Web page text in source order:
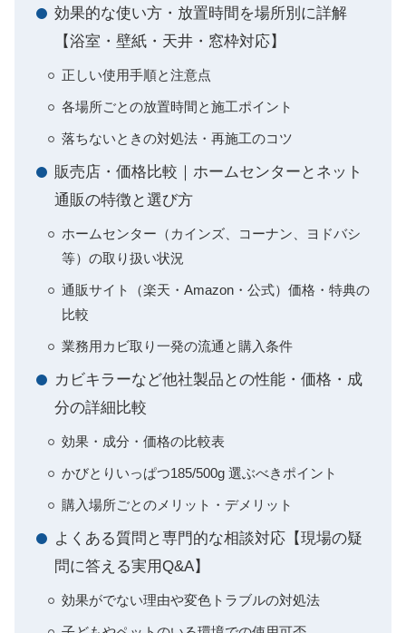
効果的な使い方・放置時間を場所別に詳解
【浴室・壁紙・天井・窓枠対応】
正しい使用手順と注意点
各場所ごとの放置時間と施工ポイント
落ちないときの対処法・再施工のコツ
販売店・価格比較｜ホームセンターとネット
通販の特徴と選び方
ホームセンター（カインズ、コーナン、ヨドバシ
等）の取り扱い状況
通販サイト（楽天・Amazon・公式）価格・特典の
比較
業務用カビ取り一発の流通と購入条件
カビキラーなど他社製品との性能・価格・成
分の詳細比較
効果・成分・価格の比較表
かびとりいっぱつ185/500g 選ぶべきポイント
購入場所ごとのメリット・デメリット
よくある質問と専門的な相談対応【現場の疑
問に答える実用Q&A】
効果がでない理由や変色トラブルの対処法